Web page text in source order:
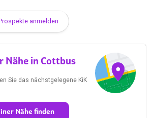
anmelden
Nähe in Cottbus
Sie das nächstgelegene KiK
Nähe finden